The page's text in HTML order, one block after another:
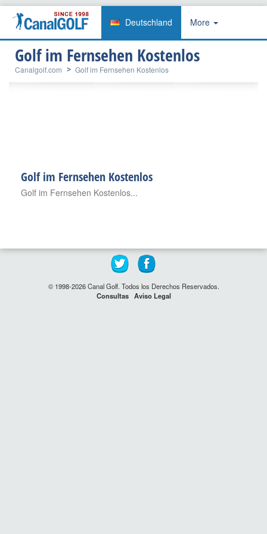
Deutschland More
Golf im Fernsehen Kostenlos
Canalgolf.com Golf im Fernsehen Kostenlos
Golf im Fernsehen Kostenlos
Golf im Fernsehen Kostenlos...
© 1998-2026 Canal Golf. Todos los Derechos Reservados.
Consultas Aviso Legal